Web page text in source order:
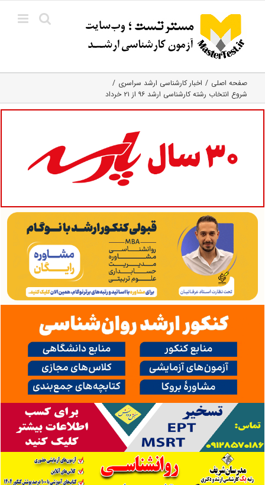
content
صفحه اصلی
اخبار کارشناسی ارشد سراسری
شروع انتخاب رشته کارشناسی ارشد ۹۶ از ۲۱ خرداد